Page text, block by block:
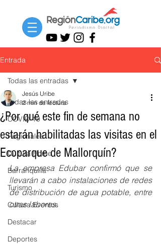
Entrada
Todas las entradas
COVID-19
Regionales
Cultura Home
Barranquilla
Turismo
Cultura Eventos
Destacar
Deportes
Todas las entradas
¿Por qué este fin de semana no
estarán habilitadas las visitas en el
Ecoparque de Mallorquín?
Jesús Uribe
2 min de lectura
La empresa Edubar confirmó que se
llevarán a cabo instalaciones de redes
de distribución de agua potable, entre
otras labores.